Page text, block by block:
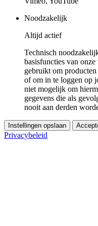
Noodzakelijk
Altijd actief
Technisch
basisfuncties van
gebruikt om
of om in te loggen op
niet mogelijk om
gegevens die als
nooit aan derden
Instellingen opslaan
Privacybeleid